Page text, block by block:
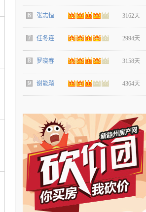
6 张志恒 3162天
7 任冬连 2994天
8 罗晓春 3158天
9 谢能飚 4364天